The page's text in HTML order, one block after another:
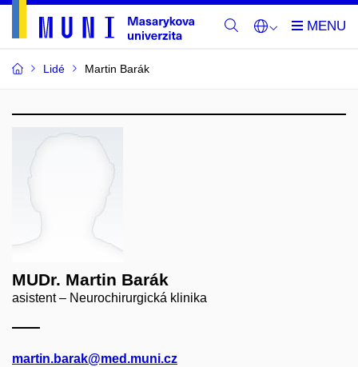
Lidé Martin Barák
MUDr. Martin Barák
asistent – Neurochirurgická klinika
martin.barak@med.muni.cz